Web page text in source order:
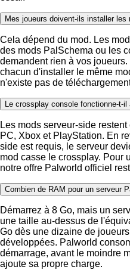
Mes joueurs doivent-ils installer les
Cela dépend du mod. Les
des mods PalSchema ou les
demandent rien à vos
chacun d'installer le même
n'existe pas de
Le crossplay console fonctionne-t-
Les mods serveur-side
PC, Xbox et PlayStation. En
side est requis, le serveur
mod casse le crossplay. Pour
notre offre Palworld officiel
Combien de RAM pour un serveur
Démarrez à 8 Go, mais un
une taille au-dessus de
Go dès une dizaine de
développées. Palworld
démarrage, avant le moindre
ajoute sa propre charge.